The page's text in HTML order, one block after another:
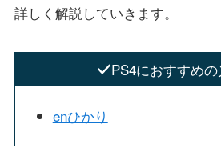
詳しく解説していきます。
PS4におすすめ
enひかり